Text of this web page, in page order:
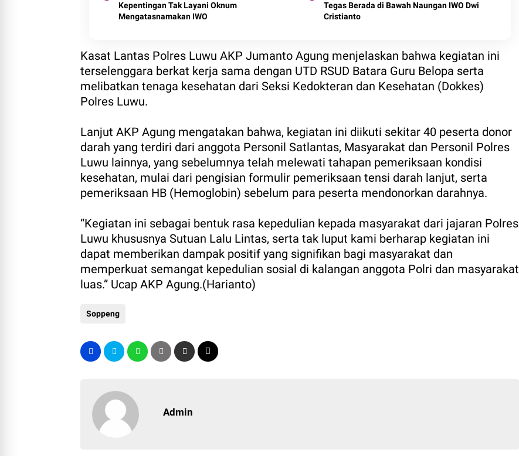
Kepentingan Tak Layani Oknum
Mengatasnamakan IWO
Tegas Berada di Bawah Naungan IWO Dwi
Cristianto
Kasat Lantas Polres Luwu AKP Jumanto Agung menjelaskan bahwa kegiatan ini
terselenggara berkat kerja sama dengan UTD RSUD Batara Guru Belopa serta
melibatkan tenaga kesehatan dari Seksi Kedokteran dan Kesehatan (Dokkes)
Polres Luwu.
Lanjut AKP Agung mengatakan bahwa, kegiatan ini diikuti sekitar 40 peserta donor
darah yang terdiri dari anggota Personil Satlantas, Masyarakat dan Personil Polres
Luwu lainnya, yang sebelumnya telah melewati tahapan pemeriksaan kondisi
kesehatan, mulai dari pengisian formulir pemeriksaan tensi darah lanjut, serta
pemeriksaan HB (Hemoglobin) sebelum para peserta mendonorkan darahnya.
“Kegiatan ini sebagai bentuk rasa kepedulian kepada masyarakat dari jajaran Polres
Luwu khususnya Sutuan Lalu Lintas, serta tak luput kami berharap kegiatan ini
dapat memberikan dampak positif yang signifikan bagi masyarakat dan
memperkuat semangat kepedulian sosial di kalangan anggota Polri dan masyarakat
luas.” Ucap AKP Agung.(Harianto)
Soppeng
Admin